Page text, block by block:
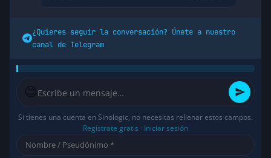
¿Quieres seguir la conversación? Únete a nuestro
canal de Telegram
😊
Si tienes una cuenta en Sinologic, no necesitas rellenar estos campos.
Regístrate gratis · Iniciar sesión